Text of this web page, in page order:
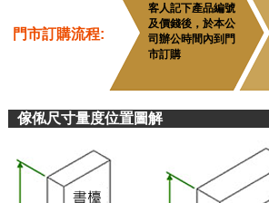
客人記下產品編號
及價錢後，於本公
司辦公時間內到門
市訂購
門市訂購流程:
傢俬尺寸量度位置圖解